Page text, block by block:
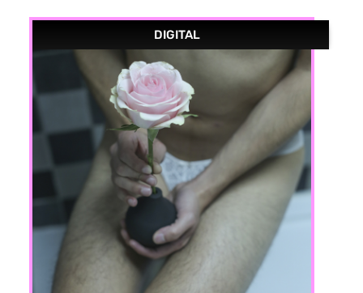
DIGITAL